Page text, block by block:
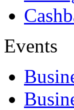
Events